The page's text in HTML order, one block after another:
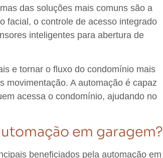
das soluções mais comuns são a
facial, o controle de acesso integrado
inteligentes para abertura de
e tornar o fluxo do condomínio mais
movimentação. A automação é capaz
acessa o condomínio, ajudando no
em garagem?
beneficiados pela automação em